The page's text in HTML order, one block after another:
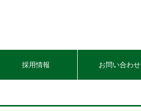
採用情報 お問い合わせ